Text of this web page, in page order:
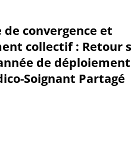
de convergence et
collectif : Retour
de
Soignant Partagé